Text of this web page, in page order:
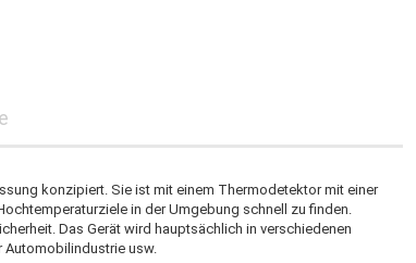
konzipiert. Sie ist mit einem Thermodetektor mit einer
in der Umgebung schnell zu finden.
Das Gerät wird hauptsächlich in verschiedenen
Automobilindustrie usw.